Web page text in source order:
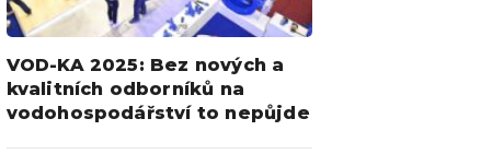
VOD-KA 2025: Bez nových a
kvalitních odborníků na
vodohospodářství to nepůjde